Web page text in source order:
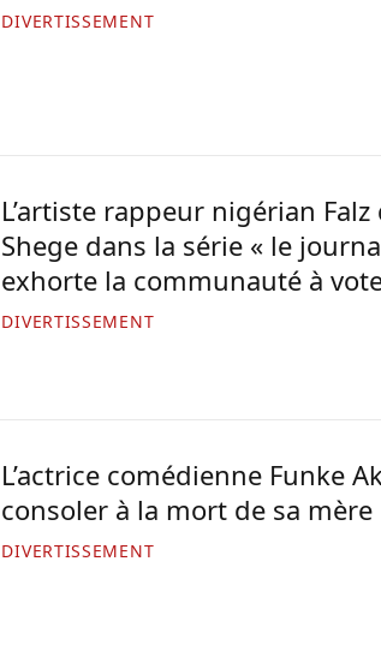
DIVERTISSEMENT
L’artiste rappeur nigérian
Shege dans la série « le
exhorte la communauté à
DIVERTISSEMENT
L’actrice comédienne Funke
consoler à la mort de sa mère
DIVERTISSEMENT